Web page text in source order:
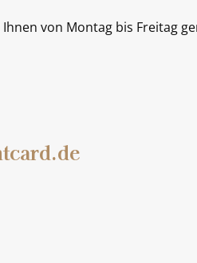
von Montag bis Freitag